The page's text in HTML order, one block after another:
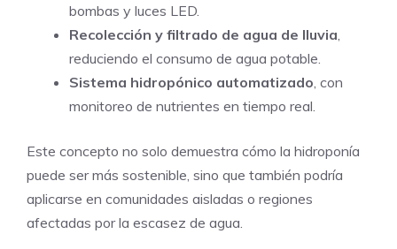
bombas y luces LED.
Recolección y filtrado de agua de lluvia
reduciendo el consumo de agua potable.
Sistema hidropónico automatizado , con
monitoreo de nutrientes en tiempo real.
Este concepto no solo demuestra cómo la hidroponía
puede ser más sostenible, sino que también podría
aplicarse en comunidades aisladas o regiones
afectadas por la escasez de agua.